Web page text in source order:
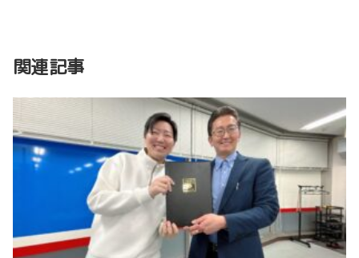
関連記事